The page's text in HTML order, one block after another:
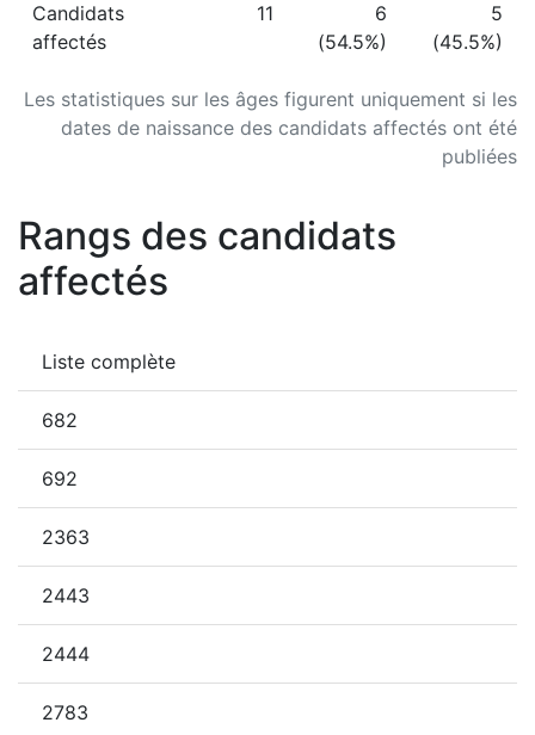
Les statistiques sur les âges figurent uniquement si les
dates de naissance des candidats affectés ont été
publiées
Candidats
affectés
11
6
(54.5%)
5
(45.5%)
Rangs des candidats
affectés
Liste complète
682
692
2363
2443
2444
2783